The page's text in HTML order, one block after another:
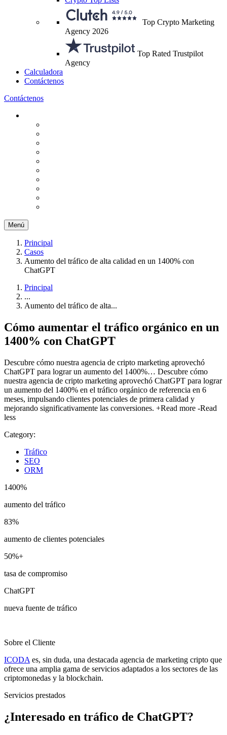
Top Crypto Marketing
Agency 2026
Top Rated Trustpilot
Agency
Calculadora
Contáctenos
Contáctenos
Menú
Principal
Casos
Aumento del tráfico de alta calidad en un 1400% con
ChatGPT
Principal
...
Aumento del tráfico de alta...
Cómo aumentar el tráfico orgánico en un
1400% con ChatGPT
Descubre cómo nuestra agencia de cripto marketing aprovechó
ChatGPT para lograr un aumento del 1400%… Descubre cómo
nuestra agencia de cripto marketing aprovechó ChatGPT para lograr
un aumento del 1400% en el tráfico orgánico de referencia en 6
meses, impulsando clientes potenciales de primera calidad y
mejorando significativamente las conversiones. +Read more -Read
less
Category:
Tráfico
SEO
ORM
1400%
aumento del tráfico
83%
aumento de clientes potenciales
50%+
tasa de compromiso
ChatGPT
nueva fuente de tráfico
Sobre el Cliente
ICODA es, sin duda, una destacada agencia de marketing cripto que
ofrece una amplia gama de servicios adaptados a los sectores de las
criptomonedas y la blockchain.
Servicios prestados
¿Interesado en tráfico de ChatGPT?